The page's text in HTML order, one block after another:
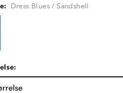
Dress Blues / Sandshell